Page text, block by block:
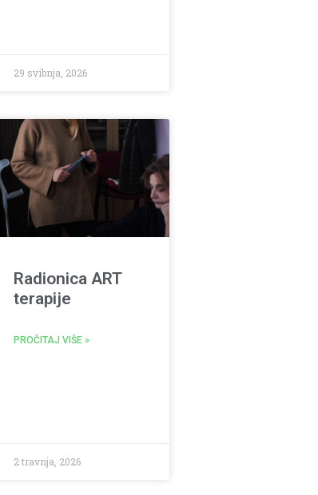
29 svibnja, 2026
Radionica ART
terapije
PROČITAJ VIŠE »
2 travnja, 2026